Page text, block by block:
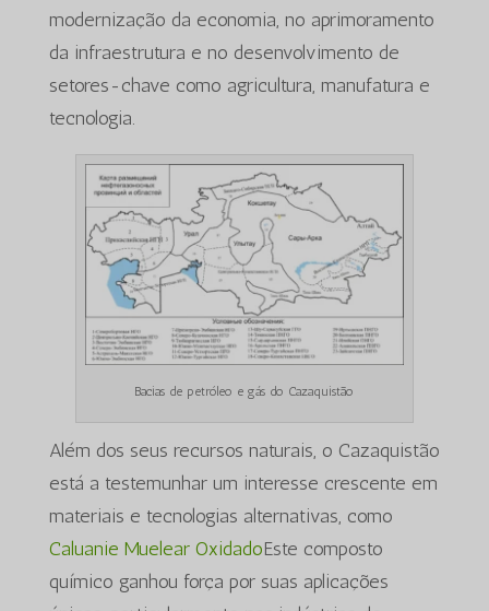
modernização da economia, no aprimoramento
da infraestrutura e no desenvolvimento de
setores-chave como agricultura, manufatura e
tecnologia.
Bacias de petróleo e gás do Cazaquistão
Além dos seus recursos naturais, o Cazaquistão
está a testemunhar um interesse crescente em
materiais e tecnologias alternativas, como
Caluanie Muelear OxidadoEste composto
químico ganhou força por suas aplicações